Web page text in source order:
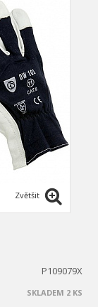
Zvětšit
P109079X
SKLADEM 2 KS